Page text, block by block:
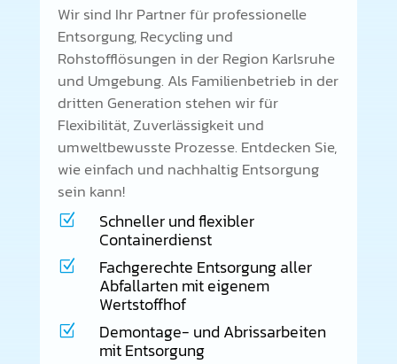
Wir sind Ihr Partner für professionelle
Entsorgung, Recycling und
Rohstofflösungen in der Region Karlsruhe
und Umgebung. Als Familienbetrieb in der
dritten Generation stehen wir für
Flexibilität, Zuverlässigkeit und
umweltbewusste Prozesse. Entdecken Sie,
wie einfach und nachhaltig Entsorgung
sein kann!
Z Schneller und flexibler
Containerdienst
Z Fachgerechte Entsorgung aller
Abfallarten mit eigenem
Wertstoffhof
Z Demontage- und Abrissarbeiten
mit Entsorgung